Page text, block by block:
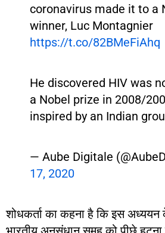
coronavirus made it to a
winner, Luc Montagnier
https://t.co/82BMeFiAhq
He discovered HIV was
a Nobel prize in 2008/
inspired by an Indian
— Aube Digitale
17, 2020
शोधकर्ता का कहना है कि इस